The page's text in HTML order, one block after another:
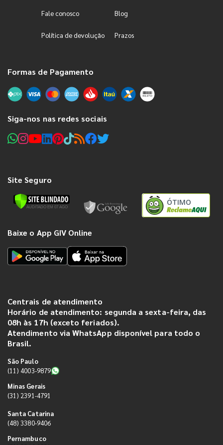
Fale conosco Blog
Política de devolução Prazos
Formas de Pagamento
Siga-nos nas redes sociais
Site Seguro
ÓTIMO
Baixe o App GIV Online
Centrais de atendimento
Horário de atendimento: segunda a sexta-feira, das
08h às 17h (exceto feriados).
Atendimento via WhatsApp disponível para todo o
Brasil.
São Paulo
(11) 4003-9879
Minas Gerais
(31) 2391-4791
Santa Catarina
(48) 3380-9406
Pernambuco